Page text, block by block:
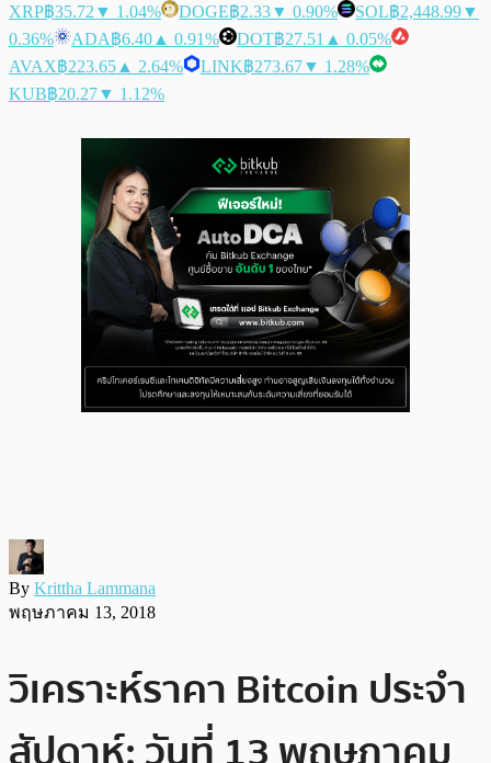
XRP฿35.72 ▼ 1.04% DOGE฿2.33▼ 0.90% SOL฿2,448.99▼
0.36%
ADA฿6.40 ▲ 0.91% DOT฿27.51 ▲ 0.05%
AVAX฿223.65 ▲ 2.64% LINK฿273.67▼ 1.28%
KUB฿20.27▼ 1.12%
By Krittha Lammana
พฤษภาคม 13, 2018
วิเคราะห์ราคา Bitcoin ประจำ